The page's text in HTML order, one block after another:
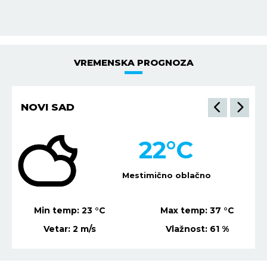
VREMENSKA PROGNOZA
NIŠ
Mestimično oblačno
23°C
Min temp:22 °C Max temp: 36 °C
Vetar:1 m/s Vlažnost: 72 %